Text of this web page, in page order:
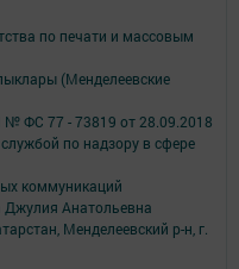
по печати и массовым
(Менделеевские
ФС 77 - 73819 от 28.09.2018
по надзору в сфере
коммуникаций
Джулия Анатольевна
Менделеевский р-н, г.